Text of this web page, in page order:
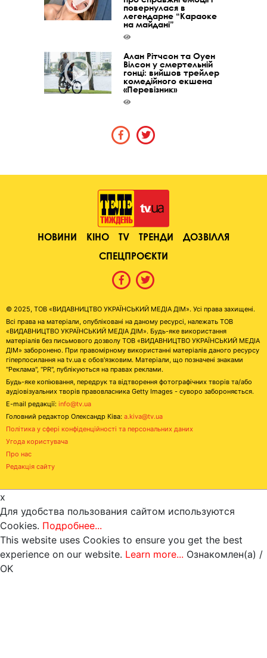
повернулася в
легендарне “Караоке
на майдані”
Алан Рітчсон та Оуен
Вілсон у смертельній
гонці: вийшов трейлер
комедійного екшена
«Перевізник»
НОВИНИ КІНО TV ТРЕНДИ
ДОЗВІЛЛЯ
СПЕЦПРОЄКТИ
© 2025, ТОВ «ВИДАВНИЦТВО УКРАЇНСЬКИЙ МЕДІА ДІМ». Усі права захищені.
Всі права на матеріали, опубліковані на даному ресурсі, належать ТОВ
«ВИДАВНИЦТВО УКРАЇНСЬКИЙ МЕДІА ДІМ». Будь-яке використання
матеріалів без письмового дозволу ТОВ «ВИДАВНИЦТВО УКРАЇНСЬКИЙ МЕДІА
ДІМ» заборонено. При правомірному використанні матеріалів даного ресурсу
гіперпосилання на tv.ua є обов'язковим. Матеріали, що позначені знаками
"Реклама", "PR", публікуються на правах реклами.
Будь-яке копіювання, передрук та відтворення фотографічних творів та/або
аудіовізуальних творів правовласника Getty Images - суворо забороняється.
E-mail редакції: info@tv.ua
Головний редактор Олександр Ківа: a.kiva@tv.ua
Політика у сфері конфіденційності та персональних даних
Угода користувача
Про нас
Редакція сайту
x
Для удобства пользования сайтом используются
Cookies. Подробнее...
This website uses Cookies to ensure you get the best
experience on our website. Learn more... Ознакомлен(а) /
OK